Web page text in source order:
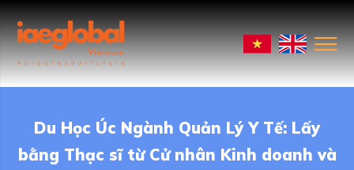
Du Học Úc Ngành Quản Lý Y Tế: Lấy
bằng Thạc sĩ từ Cử nhân Kinh doanh và